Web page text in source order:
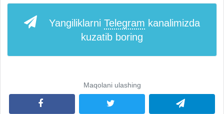
Yangiliklarni Telegram kanalimizda
kuzatib boring
Maqolani ulashing